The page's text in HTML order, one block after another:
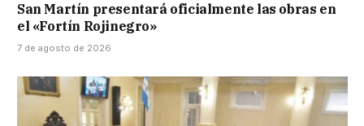
San Martín presentará oficialmente las obras en
el «Fortín Rojinegro»
7 de agosto de 2026